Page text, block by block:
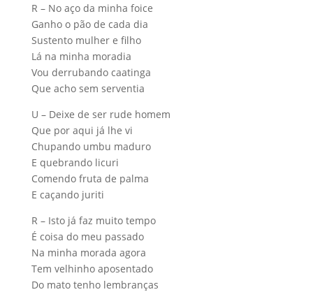
R – No aço da minha foice
Ganho o pão de cada dia
Sustento mulher e filho
Lá na minha moradia
Vou derrubando caatinga
Que acho sem serventia
U – Deixe de ser rude homem
Que por aqui já lhe vi
Chupando umbu maduro
E quebrando licuri
Comendo fruta de palma
E caçando juriti
R – Isto já faz muito tempo
É coisa do meu passado
Na minha morada agora
Tem velhinho aposentado
Do mato tenho lembranças